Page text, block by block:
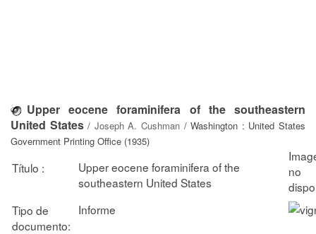
Upper eocene foraminifera of the southeastern
United States/ Joseph A. Cushman / Washington : United States
Government Printing Office (1935)
Título :
Upper eocene foraminifera of the
southeastern United States
Tipo de
documento:
Informe